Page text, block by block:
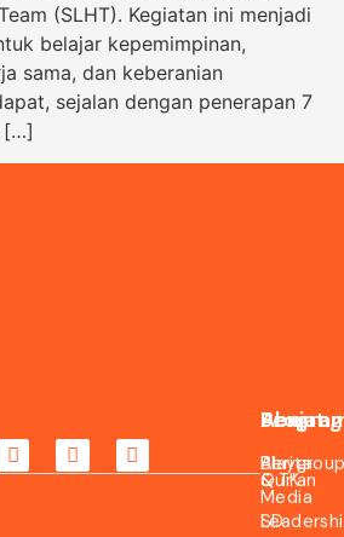
(SLHT). Kegiatan ini menjadi
belajar kepemimpinan,
sama, dan keberanian
sejalan dengan penerapan 7
[…]
About
Berita
&
Media
Jenjang
& TK
SD
Al-
Qur’an
Sekarang